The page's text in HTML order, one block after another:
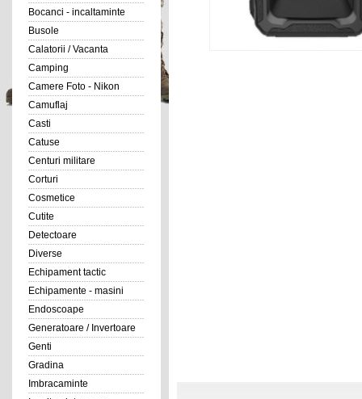
Bocanci - incaltaminte
Busole
Calatorii / Vacanta
Camping
Camere Foto - Nikon
Camuflaj
Casti
Catuse
Centuri militare
Corturi
Cosmetice
Cutite
Detectoare
Diverse
Echipament tactic
Echipamente - masini
Endoscoape
Generatoare / Invertoare
Genti
Gradina
Imbracaminte